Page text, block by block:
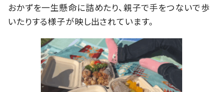
おかずを一生懸命に詰めたり、親子で手をつないで歩
いたりする様子が映し出されています。